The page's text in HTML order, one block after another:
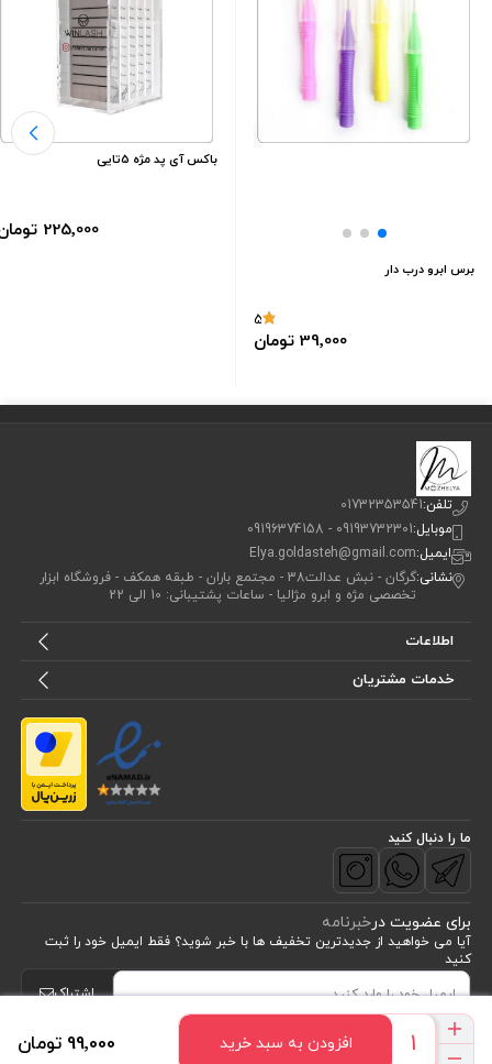
99٬000 تومان افزودن به سبد خرید
برس ابرو درب دار
5
39٬000 تومان
باکس آی پد مژه 5تایی
225٬000 تومان
تلفن:01732353541
موبایل:09193732301 - 09196374158
ایمیل:Elya.goldasteh@gmail.com
نشانی:
گرگان - نبش عدالت38 - مجتمع باران - طبقه همکف - فروشگاه ابزار
تخصصی مژه و ابرو مژالیا - ساعات پشتیبانی: 10 الی 22
اطلاعات
خدمات مشتریان
ما را دنبال کنید
برای عضویت درخبرنامه
آیا می خواهید از جدید‌ترین تخفیف‌ ها با‌ خبر شوید؟ فقط ایمیل خود را ثبت
کنید
اشتراک
طراحی، توسعه و اجرای فروشگاه اینترنتی توسط: